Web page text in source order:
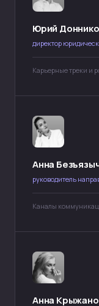
Юрий
директор
Карьерные треки и
Анна
руководитель
Каналы
Анна
Политика
Никифоров ||
Академия
НЕюридический бизнес
Я прочитал(а) и
Пользовательского
конфиденциальности,
на обработку